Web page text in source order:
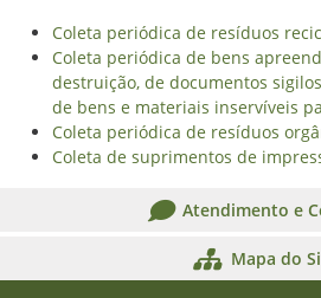
Coleta periódica de resíduos
Coleta periódica de bens
destruição, de documentos
de bens e materiais inservíveis
Coleta periódica de resíduos
Coleta de suprimentos de
Atendimento e
Mapa do